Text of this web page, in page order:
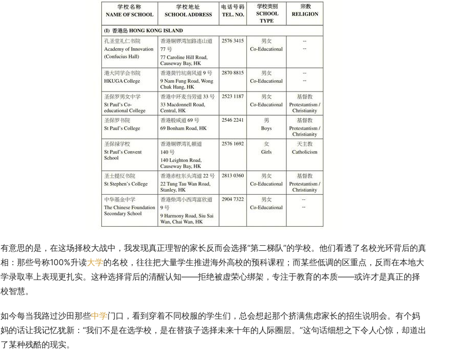
有意思的是，在这场择校大战中，我发现真正理智的家长反而会选择“第二梯队”的学校。他们看透了名校光环背后的真
相：那些号称100%升读大学的名校，往往把大量学生推进海外高校的预科课程；而某些低调的区重点，反而在本地大
学录取率上表现更扎实。这种选择背后的清醒认知——拒绝被虚荣心绑架，专注于教育的本质——或许才是真正的择
校智慧。
如今每当我路过沙田那些中学门口，看到穿着不同校服的学生们，总会想起那个挤满焦虑家长的招生说明会。有个妈
妈的话让我记忆犹新：“我们不是在选学校，是在替孩子选择未来十年的人际圈层。”这句话细想之下令人心惊，却道出
了某种残酷的现实。